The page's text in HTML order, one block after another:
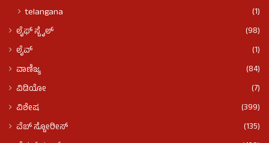
telangana
(1)
ಲೈಫ್ ಸ್ಟೈಲ್
(98)
ಲೈವ್
(1)
ವಾಣಿಜ್ಯ
(84)
ವಿಡಿಯೋ
(7)
ವಿಶೇಷ
(399)
ವೆಬ್ ಸ್ಟೋರೀಸ್
(135)